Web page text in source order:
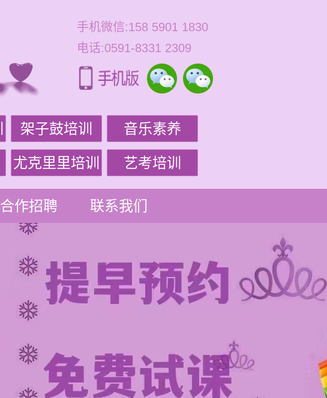
手机微信:158 5901 1830
电话:0591-8331 2309
架子鼓培训 音乐素养
尤克里里培训 艺考培训
合作招聘 联系我们